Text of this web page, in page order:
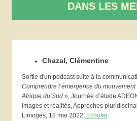
DANS LES
Chazal, Clémentine
Sortie d'un podcast suite à la
Comprendre l’émergence du
Afrique du Sud », Journée d’étude
images et réalités, Approches
Limoges, 18 mai 2022. Ecouter